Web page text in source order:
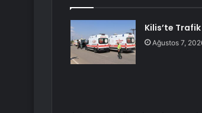
Kilis’te Trafik
Ağustos 7,